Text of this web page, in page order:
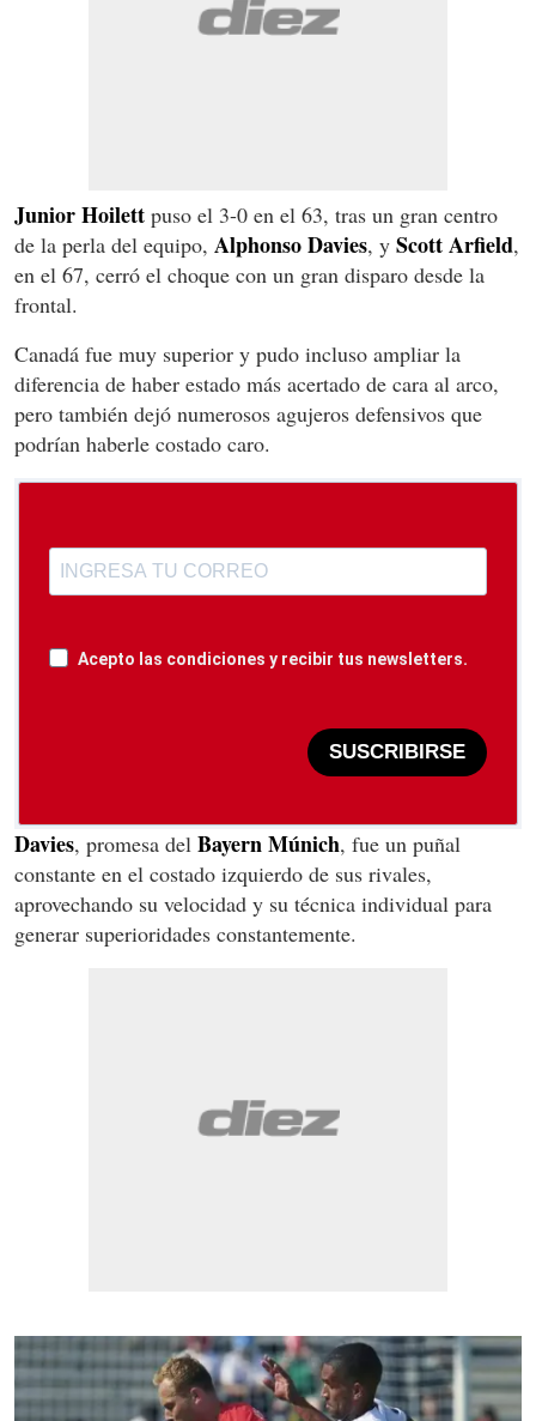
JuniorHoilett puso el 3-0 en el 63, tras un gran centro
de la perla del equipo, AlphonsoDavies, y ScottArfield,
en el 67, cerró el choque con un gran disparo desde la
frontal.
Canadá fue muy superior y pudo incluso ampliar la
diferencia de haber estado más acertado de cara al arco,
pero también dejó numerosos agujeros defensivos que
podrían haberle costado caro.
Acepto las condiciones y recibir tus newsletters.
SUSCRIBIRSE
Davies, promesa del BayernMúnich, fue un puñal
constante en el costado izquierdo de sus rivales,
aprovechando su velocidad y su técnica individual para
generar superioridades constantemente.